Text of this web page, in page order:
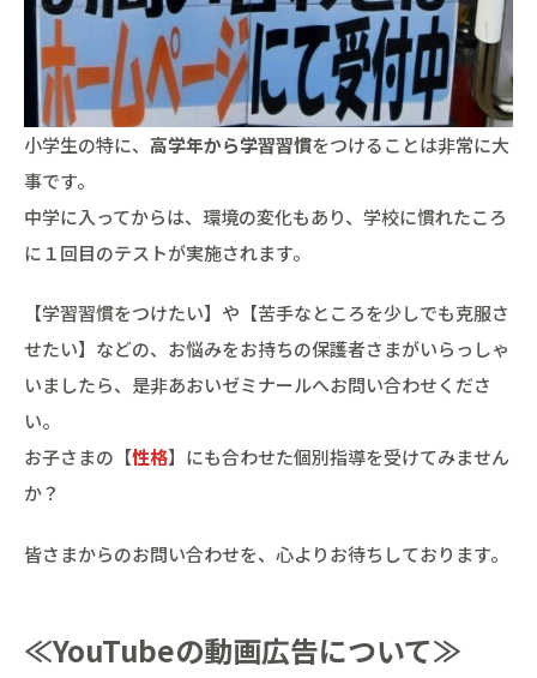
小学生の特に、 高学年から学習習慣をつけることは非常に大
事です。
中学に入ってからは、環境の変化もあり、学校に慣れたころ
に１回目のテストが実施されます。
【学習習慣をつけたい】や【苦手なところを少しでも克服さ
せたい】などの、お悩みをお持ちの保護者さまがいらっしゃ
いましたら、是非あおいゼミナールへお問い合わせくださ
い。
お子さまの【性格】にも合わせた個別指導を受けてみません
か？
皆さまからのお問い合わせを、心よりお待ちしております。
≪YouTubeの動画広告について≫